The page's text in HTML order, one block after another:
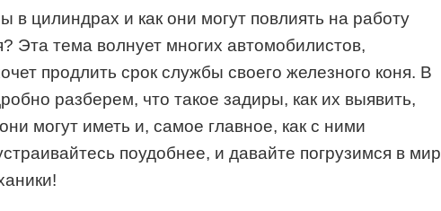
в цилиндрах и как они могут повлиять на работу
Эта тема волнует многих автомобилистов,
продлить срок службы своего железного коня. В
разберем, что такое задиры, как их выявить,
могут иметь и, самое главное, как с ними
поудобнее, и давайте погрузимся в мир